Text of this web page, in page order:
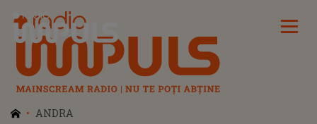
Radio Impuls
ANDRA